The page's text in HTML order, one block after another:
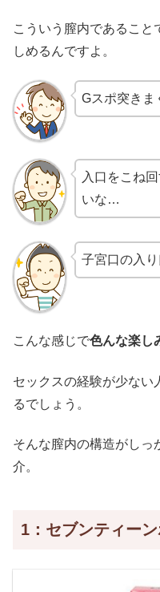
こういう膣内であること
しめるんですよ。
Gスポ突きま
入口をこね
いな…
子宮口の入
こんな感じで色んな楽し
セックスの経験が少ない
るでしょう。
そんな膣内の構造がしっ
介。
1：セブンティー